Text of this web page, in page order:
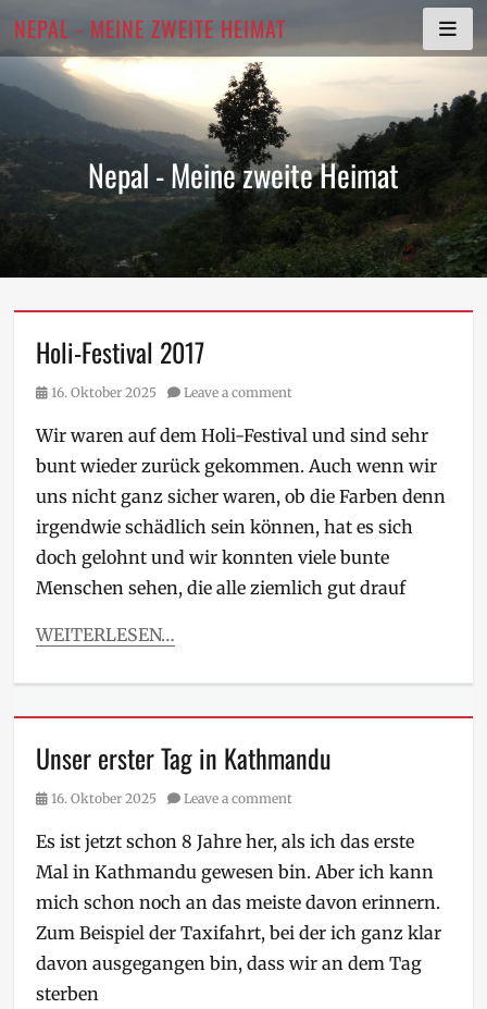
content
NEPAL - MEINE ZWEITE HEIMAT
Nepal - Meine zweite Heimat
Holi-Festival 2017
Posted
16. Oktober 2025 Leave a comment
Wir waren auf dem Holi-Festival und sind sehr
bunt wieder zurück gekommen. Auch wenn wir
uns nicht ganz sicher waren, ob die Farben denn
irgendwie schädlich sein können, hat es sich
doch gelohnt und wir konnten viele bunte
Menschen sehen, die alle ziemlich gut drauf
WEITERLESEN…
Unser erster Tag in Kathmandu
Posted
16. Oktober 2025 Leave a comment
Es ist jetzt schon 8 Jahre her, als ich das erste
Mal in Kathmandu gewesen bin. Aber ich kann
mich schon noch an das meiste davon erinnern.
Zum Beispiel der Taxifahrt, bei der ich ganz klar
davon ausgegangen bin, dass wir an dem Tag
sterben